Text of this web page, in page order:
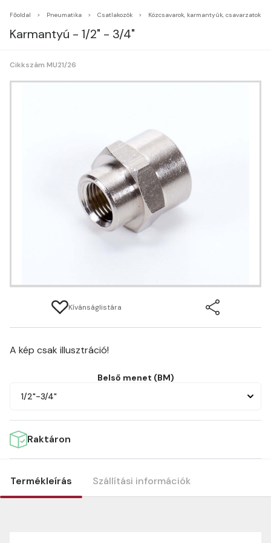
Főoldal Pneumatika Csatlakozók Közcsavarok, karmantyúk, csavarzatok
Karmantyú - 1/2" - 3/4"
Cikkszám MU21/26
Kívánságlistára
A kép csak illusztráció!
Belső menet (BM)
1/2"-3/4"
Raktáron
Termékleírás Szállítási információk